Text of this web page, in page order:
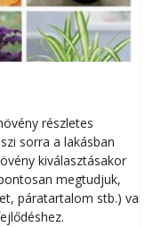
részletes
sorra a lakásban
kiválasztásakor
megtudjuk,
páratartalom stb.) van